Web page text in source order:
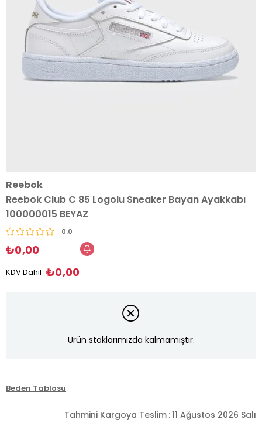
Reebok
Reebok Club C 85 Logolu Sneaker Bayan Ayakkabı
100000015 BEYAZ
0.0
₺0,00
KDV Dahil ₺0,00
Ürün stoklarımızda kalmamıştır.
Beden Tablosu
Tahmini Kargoya Teslim :11 Ağustos 2026 Salı